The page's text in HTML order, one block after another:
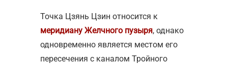
Точка Цзянь Цзин относится к
меридиану Желчного пузыря, однако
одновременно является местом его
пересечения с каналом Тройного